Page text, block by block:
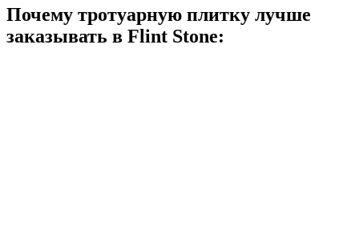
Почему тротуарную плитку лучше
заказывать в Flint Stone: